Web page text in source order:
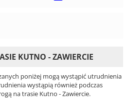
KUTNO - ZAWIERCIE
poniżej mogą wystąpić utrudnienia
wystąpią również podczas
na trasie Kutno - Zawiercie.